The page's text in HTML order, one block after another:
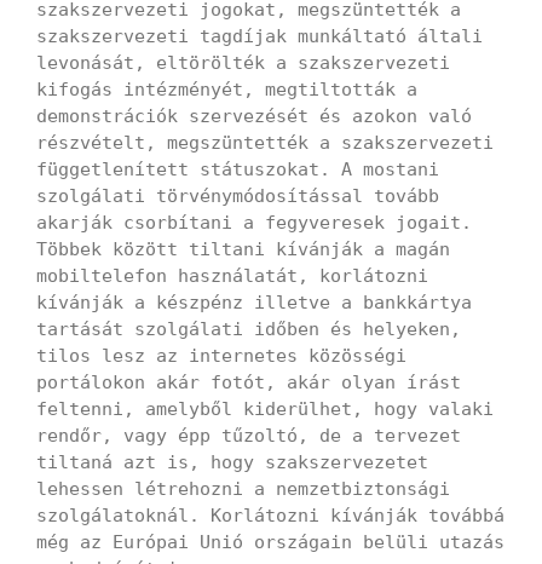
szakszervezeti jogokat, megszüntették a
szakszervezeti tagdíjak munkáltató általi
levonását, eltörölték a szakszervezeti
kifogás intézményét, megtiltották a
demonstrációk szervezését és azokon való
részvételt, megszüntették a szakszervezeti
függetlenített státuszokat. A mostani
szolgálati törvénymódosítással tovább
akarják csorbítani a fegyveresek jogait.
Többek között tiltani kívánják a magán
mobiltelefon használatát, korlátozni
kívánják a készpénz illetve a bankkártya
tartását szolgálati időben és helyeken,
tilos lesz az internetes közösségi
portálokon akár fotót, akár olyan írást
feltenni, amelyből kiderülhet, hogy valaki
rendőr, vagy épp tűzoltó, de a tervezet
tiltaná azt is, hogy szakszervezetet
lehessen létrehozni a nemzetbiztonsági
szolgálatoknál. Korlátozni kívánják továbbá
még az Európai Unió országain belüli utazás